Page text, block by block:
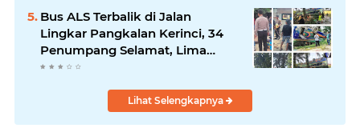
Bus ALS Terbalik di Jalan
Lingkar Pangkalan Kerinci, 34
Penumpang Selamat, Lima
Alami Luka Ringan
Lihat Selengkapnya